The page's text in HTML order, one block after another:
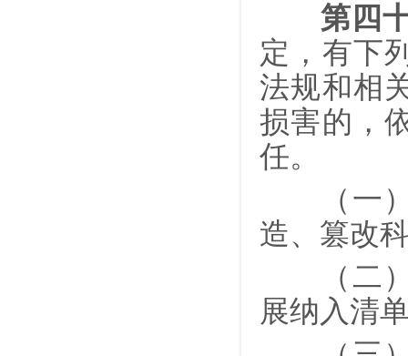
第四
定，有下
法规和相
损害的，
任。
（一）
造、篡改
（二）
展纳入清